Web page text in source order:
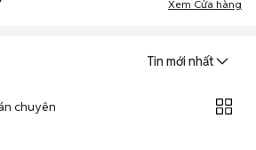
Xem Cửa hàng
Tin mới nhất
chuyên